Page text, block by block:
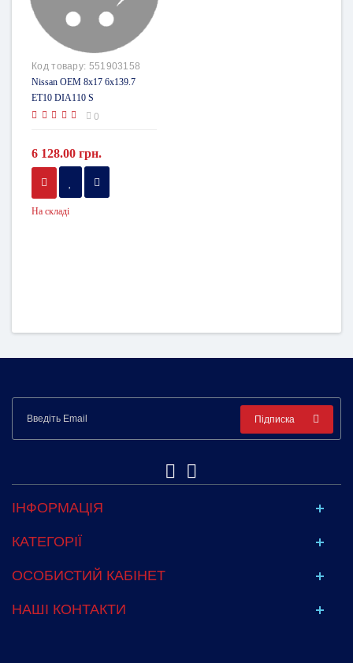
Код товару: 551903158
Nissan OEM 8x17 6x139.7
ET10 DIA110 S
0
6 128.00 грн.
На складі
Підписка
ІНФОРМАЦІЯ
КАТЕГОРІЇ
ОСОБИСТИЙ КАБІНЕТ
НАШІ КОНТАКТИ